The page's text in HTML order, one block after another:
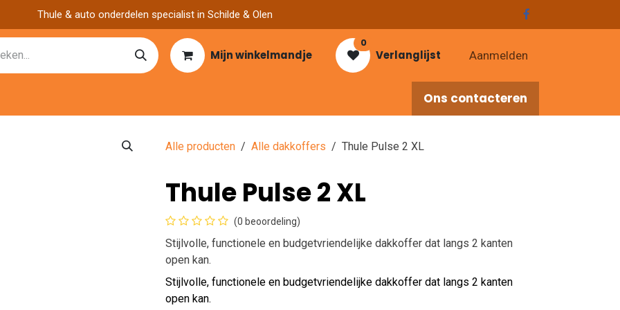
Thule & auto onderdelen specialist in Schilde & Olen
Mijn winkelmandje
0
Verlanglijst Aanmelden
Ons contacteren
Alle producten Alle dakkoffers Thule Pulse 2 XL
Thule Pulse 2 XL
(0 beoordeling)
Stijlvolle, functionele en budgetvriendelijke dakkoffer dat langs 2 kanten
open kan.
Stijlvolle, functionele en budgetvriendelijke dakkoffer dat langs 2 kanten
open kan.